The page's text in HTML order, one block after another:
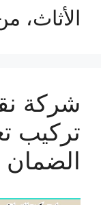
الأثاث،
شركة
تركيب
الضمان